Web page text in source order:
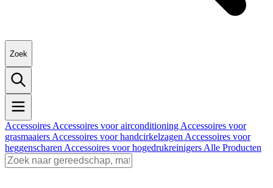
Zoek
Accessoires Accessoires voor airconditioning Accessoires voor
grasmaaiers Accessoires voor handcirkelzagen Accessoires voor
heggenscharen Accessoires voor hogedrukreinigers Alle Producten